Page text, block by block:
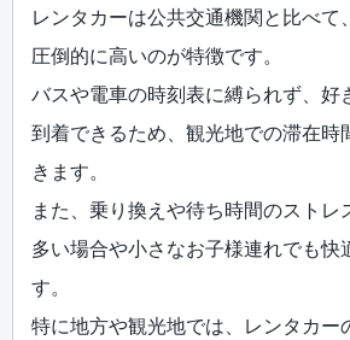
レンタカーは公共交通機関と比べて
圧倒的に高いのが特徴です。
バスや電車の時刻表に縛られず、好
到着できるため、観光地での滞在時
きます。
また、乗り換えや待ち時間のストレ
多い場合や小さなお子様連れでも快
す。
特に地方や観光地では、レンタカー